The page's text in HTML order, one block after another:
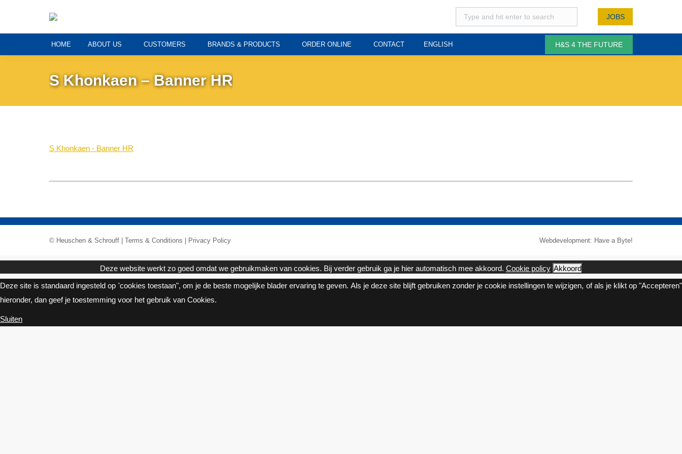
JOBS
HOME ABOUT US CUSTOMERS BRANDS & PRODUCTS ORDER ONLINE CONTACT ENGLISH H&S 4 THE FUTURE
S Khonkaen – Banner HR
S Khonkaen - Banner HR
© Heuschen & Schrouff | Terms & Conditions | Privacy Policy Webdevelopment: Have a Byte!
Deze website werkt zo goed omdat we gebruikmaken van cookies. Bij verder gebruik ga je hier automatisch mee akkoord. Cookie policy Akkoord
Deze site is standaard ingesteld op 'cookies toestaan", om je de beste mogelijke blader ervaring te geven. Als je deze site blijft gebruiken zonder je cookie instellingen te wijzigen, of als je klikt op "Accepteren"
hieronder, dan geef je toestemming voor het gebruik van Cookies.
Sluiten